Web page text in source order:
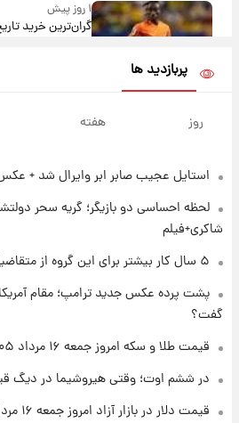
۱ روز پیش
گران‌ترین خرید
روزها پربارش‌تر
۱ روز پیش
شد؛ تیکدری، محبی
۱ روز پیش
شد+فیلم
۱ روز پیش
امروز پنجشنبه ۱۵ مرداد ۱۴۰۵ +جدول
پربازدید ها
روز هفته
استایل عجیب صابر ابر وایرال شد +
لحظه احساسی دو بازیگر؛ گریه سحر
شاکری+فیلم
۵ سال کار بیشتر برای این گروه از متقاضیان بازنشستگی
پشت پرده عکس جدید ترامپ؛ مقام
گفت؟
قیمت طلا و سکه امروز جمعه ۱۶ مرداد ۱۴۰۵ +جدول
در ششم اوت؛ وقتی هیروشیما در دیگ
قیمت دلار در بازار آزاد امروز جمعه ۱۶ مرداد ۱۴۰۵